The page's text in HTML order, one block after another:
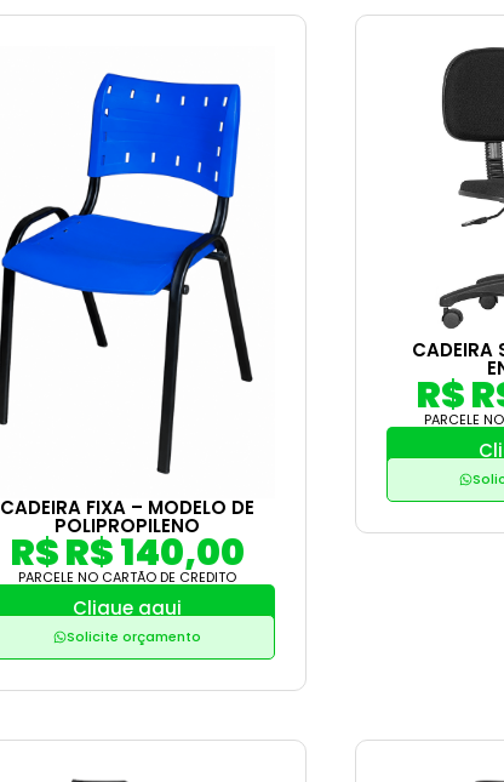
CADEIRA FIXA – MODELO DE
POLIPROPILENO
R$ R$ 140,00
PARCELE NO CARTÃO DE CREDITO
Clique aqui
Solicite orçamento
CADEIRA
R$
PARCELE